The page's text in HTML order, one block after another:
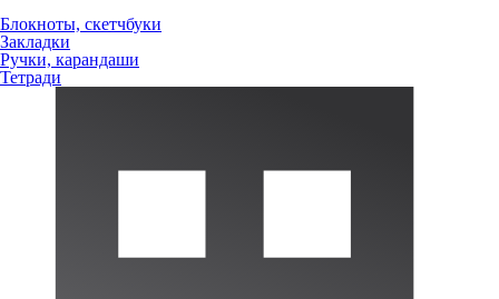
Блокноты, скетчбуки
Закладки
Ручки, карандаши
Тетради